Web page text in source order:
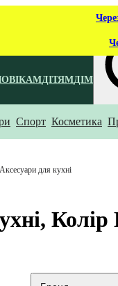
ДІТЯМДІМ
Що
Спорт Косметика
Аксесуари для кухні